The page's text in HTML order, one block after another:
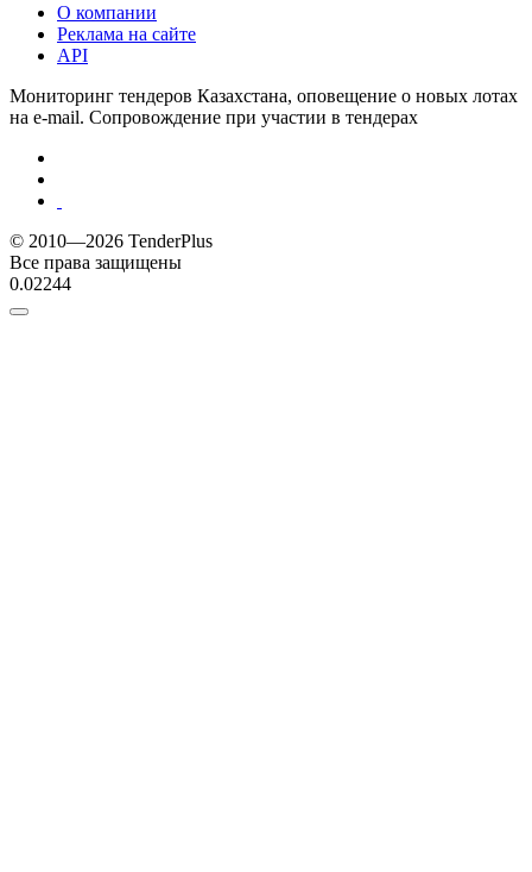
О компании
Реклама на сайте
API
Мониторинг тендеров Казахстана, оповещение о новых лотах
на e-mail. Сопровождение при участии в тендерах
© 2010—2026 TenderPlus
Все права защищены
0.02244